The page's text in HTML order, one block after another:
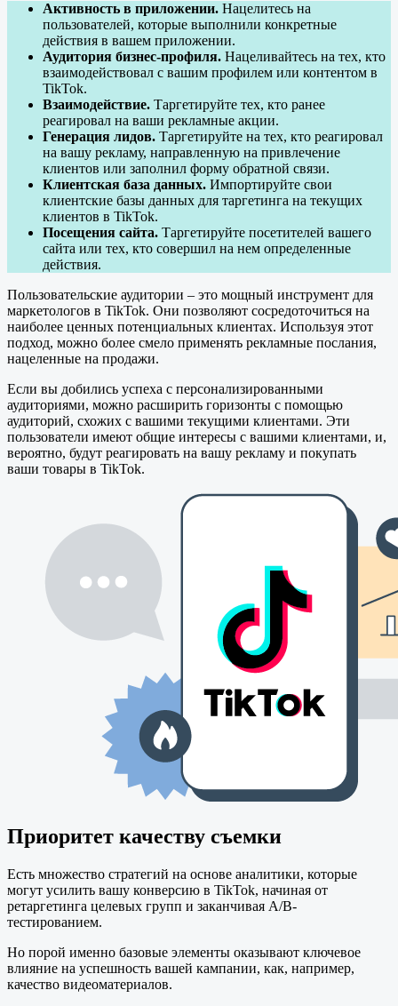
Активность в приложении. Нацелитесь на
пользователей, которые выполнили конкретные
действия в вашем приложении.
Аудитория бизнес-профиля. Нацеливайтесь на тех, кто
взаимодействовал с вашим профилем или контентом в
TikTok.
Взаимодействие. Таргетируйте тех, кто ранее
реагировал на ваши рекламные акции.
Генерация лидов. Таргетируйте на тех, кто реагировал
на вашу рекламу, направленную на привлечение
клиентов или заполнил форму обратной связи.
Клиентская база данных. Импортируйте свои
клиентские базы данных для таргетинга на текущих
клиентов в TikTok.
Посещения сайта. Таргетируйте посетителей вашего
сайта или тех, кто совершил на нем определенные
действия.
Пользовательские аудитории – это мощный инструмент для
маркетологов в TikTok. Они позволяют сосредоточиться на
наиболее ценных потенциальных клиентах. Используя этот
подход, можно более смело применять рекламные послания,
нацеленные на продажи.
Если вы добились успеха с персонализированными
аудиториями, можно расширить горизонты с помощью
аудиторий, схожих с вашими текущими клиентами. Эти
пользователи имеют общие интересы с вашими клиентами, и,
вероятно, будут реагировать на вашу рекламу и покупать
ваши товары в TikTok.
Приоритет качеству съемки
Есть множество стратегий на основе аналитики, которые
могут усилить вашу конверсию в TikTok, начиная от
ретаргетинга целевых групп и заканчивая A/B-
тестированием.
Но порой именно базовые элементы оказывают ключевое
влияние на успешность вашей кампании, как, например,
качество видеоматериалов.